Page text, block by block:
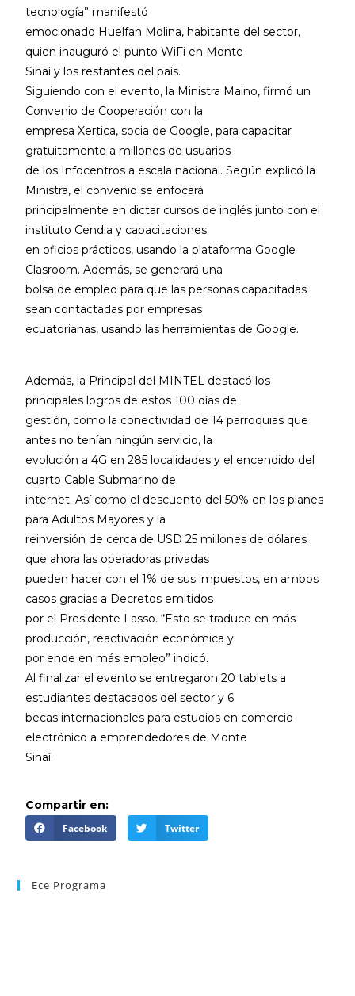
tecnología” manifestó
emocionado Huelfan Molina, habitante del sector,
quien inauguró el punto WiFi en Monte
Sinaí y los restantes del país.
Siguiendo con el evento, la Ministra Maino, firmó un
Convenio de Cooperación con la
empresa Xertica, socia de Google, para capacitar
gratuitamente a millones de usuarios
de los Infocentros a escala nacional. Según explicó la
Ministra, el convenio se enfocará
principalmente en dictar cursos de inglés junto con el
instituto Cendia y capacitaciones
en oficios prácticos, usando la plataforma Google
Clasroom. Además, se generará una
bolsa de empleo para que las personas capacitadas
sean contactadas por empresas
ecuatorianas, usando las herramientas de Google.
Además, la Principal del MINTEL destacó los
principales logros de estos 100 días de
gestión, como la conectividad de 14 parroquias que
antes no tenían ningún servicio, la
evolución a 4G en 285 localidades y el encendido del
cuarto Cable Submarino de
internet. Así como el descuento del 50% en los planes
para Adultos Mayores y la
reinversión de cerca de USD 25 millones de dólares
que ahora las operadoras privadas
pueden hacer con el 1% de sus impuestos, en ambos
casos gracias a Decretos emitidos
por el Presidente Lasso. “Esto se traduce en más
producción, reactivación económica y
por ende en más empleo” indicó.
Al finalizar el evento se entregaron 20 tablets a
estudiantes destacados del sector y 6
becas internacionales para estudios en comercio
electrónico a emprendedores de Monte
Sinaí.
Compartir en:
Facebook Twitter
Ece Programa